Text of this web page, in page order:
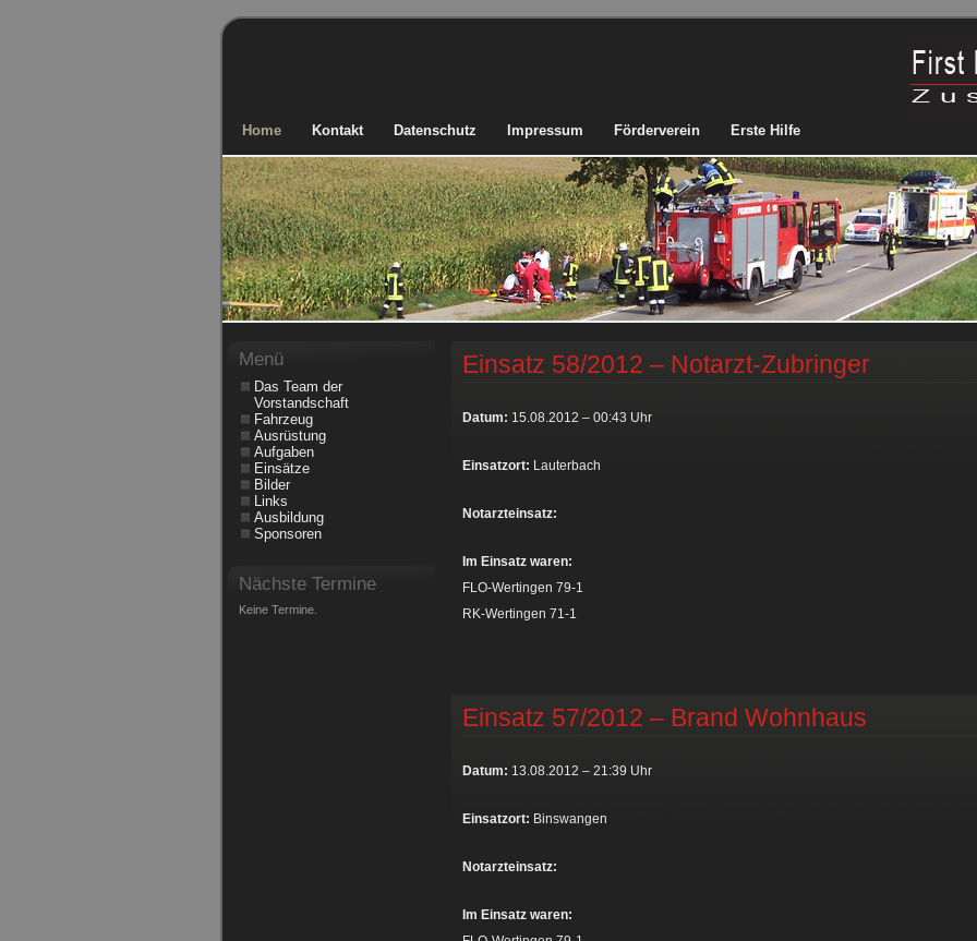
Home Kontakt Datenschutz Impressum Förderverein Erste Hilfe
Einsatz 58/2012 – Notarzt-Zubringer
Datum: 15.08.2012 – 00:43 Uhr
Einsatzort: Lauterbach
Notarzteinsatz:
Im Einsatz waren:
FLO-Wertingen 79-1
RK-Wertingen 71-1
Einsatz 57/2012 – Brand Wohnhaus
Datum: 13.08.2012 – 21:39 Uhr
Einsatzort: Binswangen
Notarzteinsatz:
Im Einsatz waren:
Menü
Das Team der
Vorstandschaft
Fahrzeug
Ausrüstung
Aufgaben
Einsätze
Bilder
Links
Ausbildung
Sponsoren
Nächste Termine
Keine Termine.